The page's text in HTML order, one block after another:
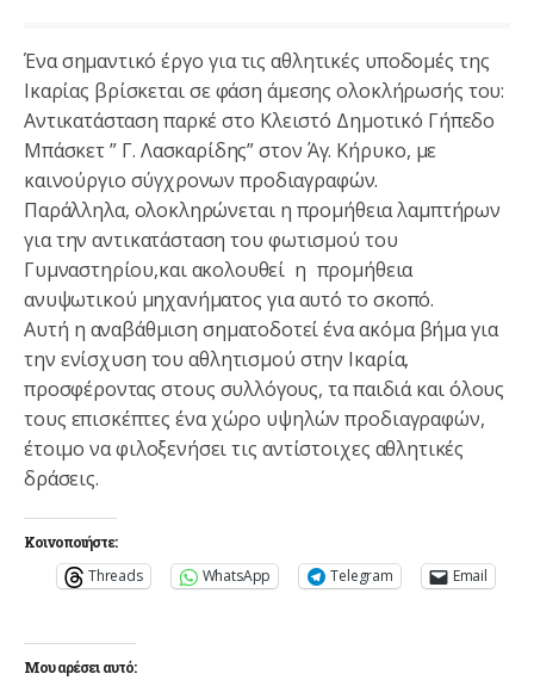
Ένα σημαντικό έργο για τις αθλητικές υποδομές της
Ικαρίας βρίσκεται σε φάση άμεσης ολοκλήρωσής του:
Αντικατάσταση παρκέ στο Κλειστό Δημοτικό Γήπεδο
Μπάσκετ ” Γ. Λασκαρίδης” στον Άγ. Κήρυκο, με
καινούργιο σύγχρονων προδιαγραφών.
Παράλληλα, ολοκληρώνεται η προμήθεια λαμπτήρων
για την αντικατάσταση του φωτισμού του
Γυμναστηρίου,και ακολουθεί η προμήθεια
ανυψωτικού μηχανήματος για αυτό το σκοπό.
Αυτή η αναβάθμιση σηματοδοτεί ένα ακόμα βήμα για
την ενίσχυση του αθλητισμού στην Ικαρία,
προσφέροντας στους συλλόγους, τα παιδιά και όλους
τους επισκέπτες ένα χώρο υψηλών προδιαγραφών,
έτοιμο να φιλοξενήσει τις αντίστοιχες αθλητικές
δράσεις.
Κοινοποιήστε:
Threads WhatsApp Telegram Email
Μου αρέσει αυτό: